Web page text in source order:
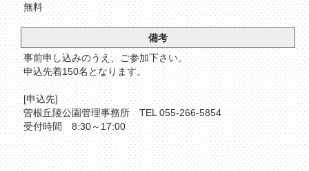
無料
備考
事前申し込みのうえ、ご参加下さい。
申込先着150名となります。
[申込先]
曽根丘陵公園管理事務所 TEL 055-266-5854
受付時間 8:30～17:00